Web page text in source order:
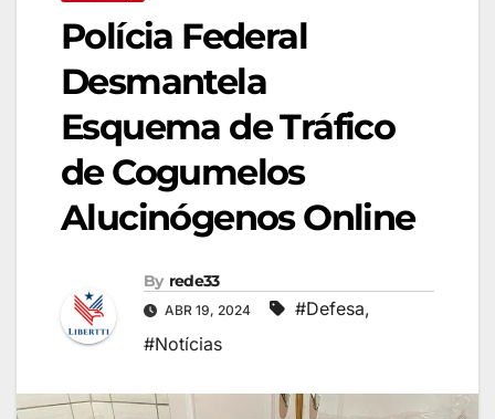
Polícia Federal
Desmantela
Esquema de Tráfico
de Cogumelos
Alucinógenos Online
By rede33
ABR 19, 2024 #Defesa,
#Notícias